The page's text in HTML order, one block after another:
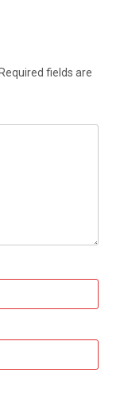
Required fields are